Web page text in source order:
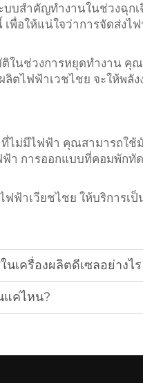
บบสําคัญทํางานในช่วงฉุก
พื่อให้แน่ใจว่าการจัดส่งไ
ติในช่วงการหยุดทํางาน
ตไฟฟ้าเวชไชย จะให้พลั
ที่ไม่มีไฟฟ้า คุณสามารถใช้
า การออกแบบที่คอมพักทั
ฟ้าเวียชไชย ให้บริการเ
เครื่องผลิตดีเซลอย่างไร
แค่ไหน?